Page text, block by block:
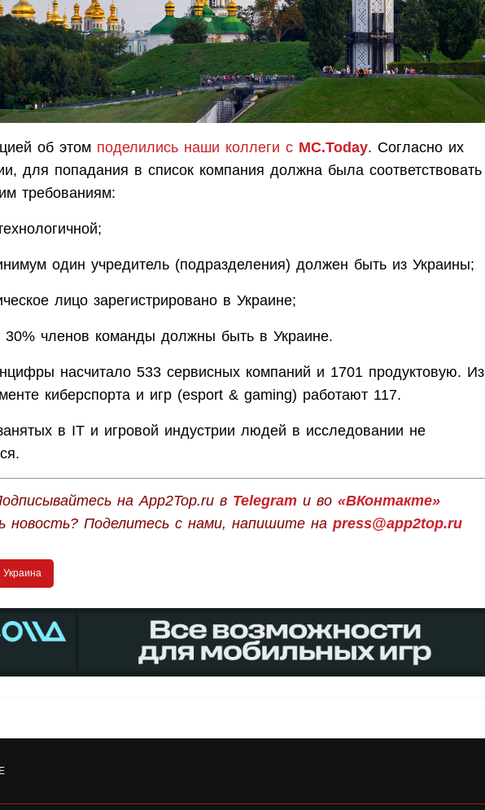
об этом поделились наши коллеги с MC.Today. Согласно их
для попадания в список компания должна была соответствовать
требованиям:
один учредитель (подразделения) должен быть из Украины;
лицо зарегистрировано в Украине;
30% членов команды должны быть в Украине.
насчитало 533 сервисных компаний и 1701 продуктовую. Из
киберспорта и игр (esport & gaming) работают 117.
в IT и игровой индустрии людей в исследовании не
на App2Top.ru в Telegramи во «ВКонтакте»
новость? Поделитесь с нами, напишите на press@app2top.ru
Украина